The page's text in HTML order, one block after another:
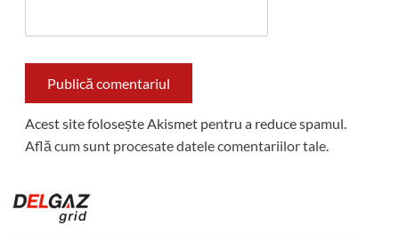
Acest site folosește Akismet pentru a reduce spamul.
Află cum sunt procesate datele comentariilor tale.